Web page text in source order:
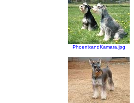
PhoenixandKamara.jpg